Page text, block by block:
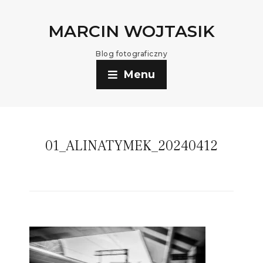
MARCIN WOJTASIK
Blog fotograficzny
Menu
01_ALINATYMEK_20240412